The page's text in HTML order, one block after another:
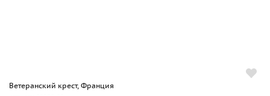
Ветеранский крест, Франция